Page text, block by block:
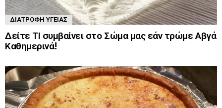
ΔΙΑΤΡΟΦΉ ΥΓΕΊΑΣ
Δείτε ΤΙ συμβαίνει στο Σώμα μας εάν τρώμε Αβγά
Καθημερινά!